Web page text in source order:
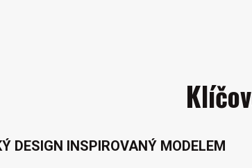
DESIGN INSPIROVANÝ MODELEM